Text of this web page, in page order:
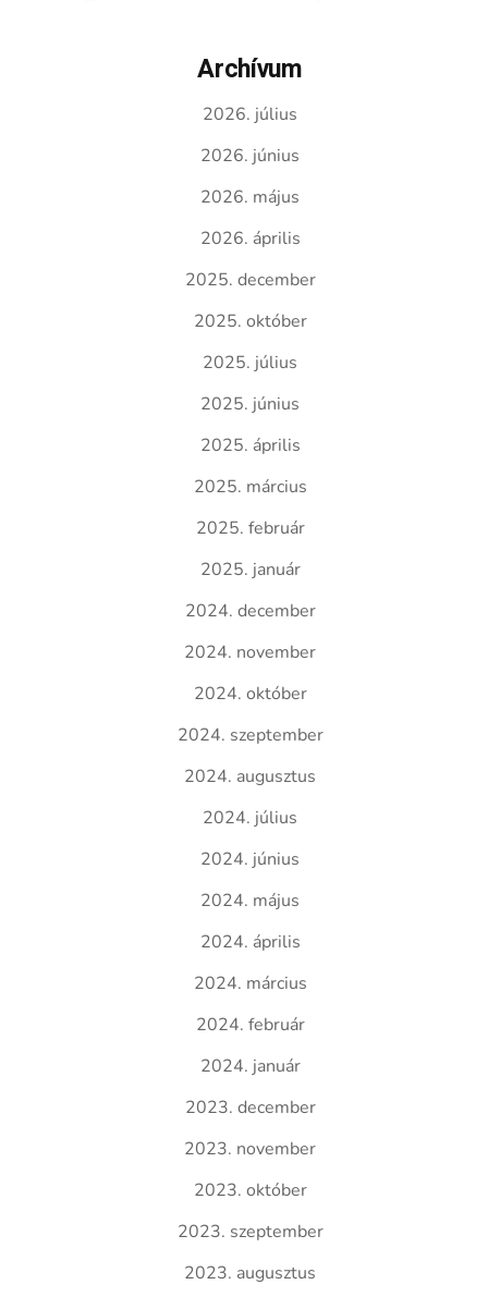
Archívum
2026. július
2026. június
2026. május
2026. április
2025. december
2025. október
2025. július
2025. június
2025. április
2025. március
2025. február
2025. január
2024. december
2024. november
2024. október
2024. szeptember
2024. augusztus
2024. július
2024. június
2024. május
2024. április
2024. március
2024. február
2024. január
2023. december
2023. november
2023. október
2023. szeptember
2023. augusztus